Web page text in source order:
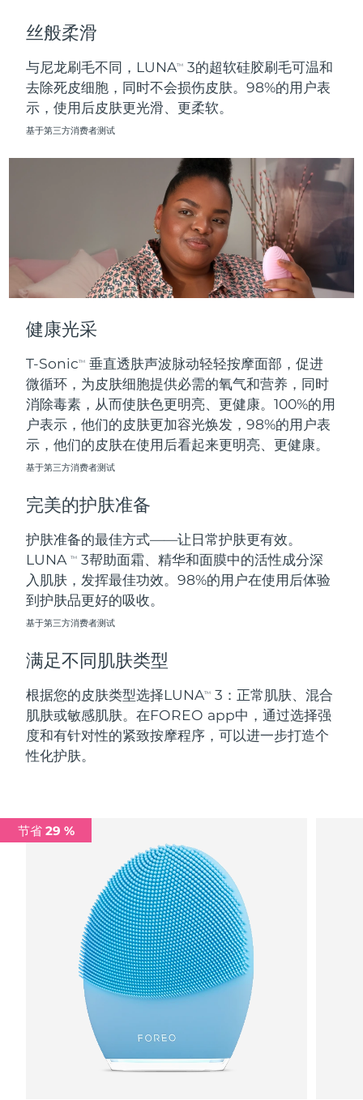
丝般柔滑
与尼龙刷毛不同，LUNATM
3的超软硅胶刷毛可温和
去除死皮细胞，同时不会损伤皮肤。98%的用户表
示，使用后皮肤更光滑、更柔软。
基于第三方消费者测试
健康光采
T-SonicTM
垂直透肤声波脉动轻轻按摩面部，促进
微循环，为皮肤细胞提供必需的氧气和营养，同时
消除毒素，从而使肤色更明亮、更健康。100%的用
户表示，他们的皮肤更加容光焕发，98%的用户表
示，他们的皮肤在使用后看起来更明亮、更健康。
基于第三方消费者测试
完美的护肤准备
护肤准备的最佳方式——让日常护肤更有效。
LUNATM
3帮助面霜、精华和面膜中的活性成分深
入肌肤，发挥最佳功效。98%的用户在使用后体验
到护肤品更好的吸收。
基于第三方消费者测试
满足不同肌肤类型
根据您的皮肤类型选择LUNATM
3：正常肌肤、混合
肌肤或敏感肌肤。在FOREO app中，通过选择强
度和有针对性的紧致按摩程序，可以进一步打造个
性化护肤。
节省 29 %
南非 预计送达日期17/08/2026
韩国
预计送达日期 09/08/2026
预计送达日期09/08/2026
预计送达日期09/08/2026
台湾 预计送达日期14/08/2026
泰国
土耳其 预计送达日期10/08/2026
阿拉伯联合酋长国 预计送达日期10/08/2026
英国 预计送达日期 09/08/2026
美国
乌兹别克斯坦
越南 预计送达日期15/08/2026